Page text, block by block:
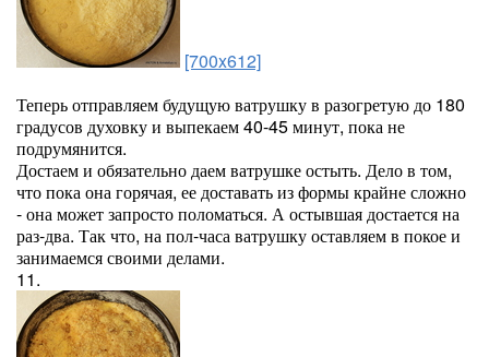
[700x612]
Теперь отправляем будущую ватрушку в разогретую до 180
градусов духовку и выпекаем 40-45 минут, пока не
подрумянится.
Достаем и обязательно даем ватрушке остыть. Дело в том,
что пока она горячая, ее доставать из формы крайне сложно
- она может запросто поломаться. А остывшая достается на
раз-два. Так что, на пол-часа ватрушку оставляем в покое и
занимаемся своими делами.
11.